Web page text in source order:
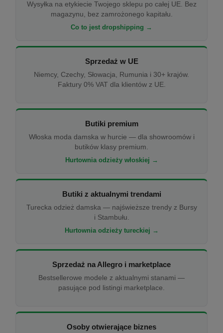
Wysyłka na etykiecie Twojego sklepu po całej UE. Bez
magazynu, bez zamrożonego kapitału.
Co to jest dropshipping →
Sprzedaż w UE
Niemcy, Czechy, Słowacja, Rumunia i 30+ krajów.
Faktury 0% VAT dla klientów z UE.
Butiki premium
Włoska moda damska w hurcie — dla showroomów i
butików klasy premium.
Hurtownia odzieży włoskiej →
Butiki z aktualnymi trendami
Turecka odzież damska — najświeższe trendy z Bursy
i Stambułu.
Hurtownia odzieży tureckiej →
Sprzedaż na Allegro i marketplace
Bestsellerowe modele z aktualnymi stanami —
pasujące pod listingi marketplace.
Osoby otwierające biznes